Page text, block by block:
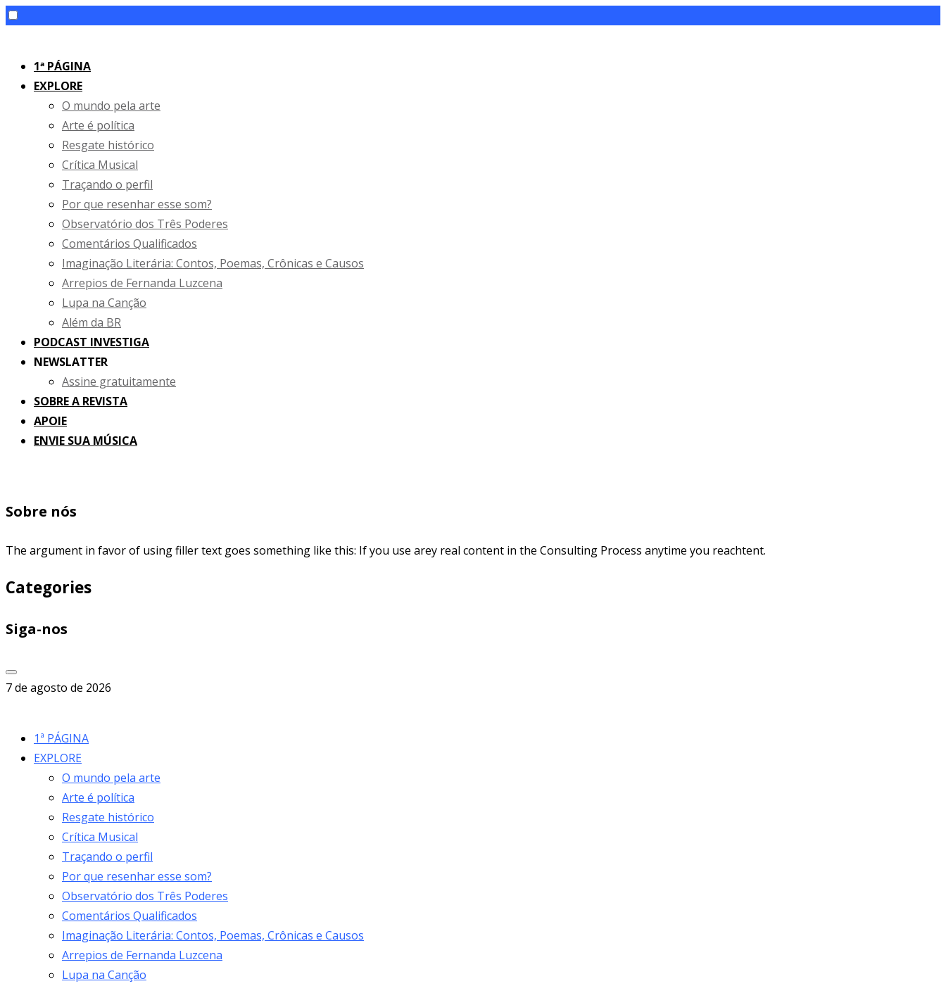
content1ª PÁGINA
EXPLORE
O mundo pela arte
Arte é política
Resgate histórico
Crítica Musical
Traçando o perfil
Por que resenhar esse som?
Observatório dos Três Poderes
Comentários Qualificados
Imaginação Literária: Contos, Poemas, Crônicas e Causos
Arrepios de Fernanda Luzcena
Lupa na Canção
Além da BR
PODCAST INVESTIGA
NEWSLATTER
Assine gratuitamente
SOBRE A REVISTA
APOIE
ENVIE SUA MÚSICA
Sobre nós
The argument in favor of using filler text goes something like this: If you use arey real content in the Consulting Process anytime you reachtent.
Categories
Siga-nos
7 de agosto de 2026
1ª PÁGINA
EXPLORE
O mundo pela arte
Arte é política
Resgate histórico
Crítica Musical
Traçando o perfil
Por que resenhar esse som?
Observatório dos Três Poderes
Comentários Qualificados
Imaginação Literária: Contos, Poemas, Crônicas e Causos
Arrepios de Fernanda Luzcena
Lupa na Canção